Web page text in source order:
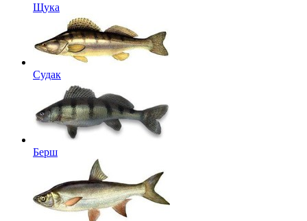
Щука
Судак
Берш